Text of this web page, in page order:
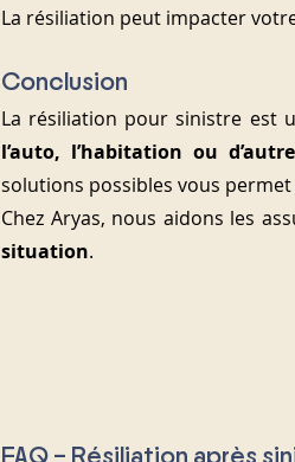
La résiliation peut impacter
Conclusion
l’auto, l’habitation ou
solutions possibles vous
Chez Aryas, nous aidons les
situation.
FAQ – Résiliation après